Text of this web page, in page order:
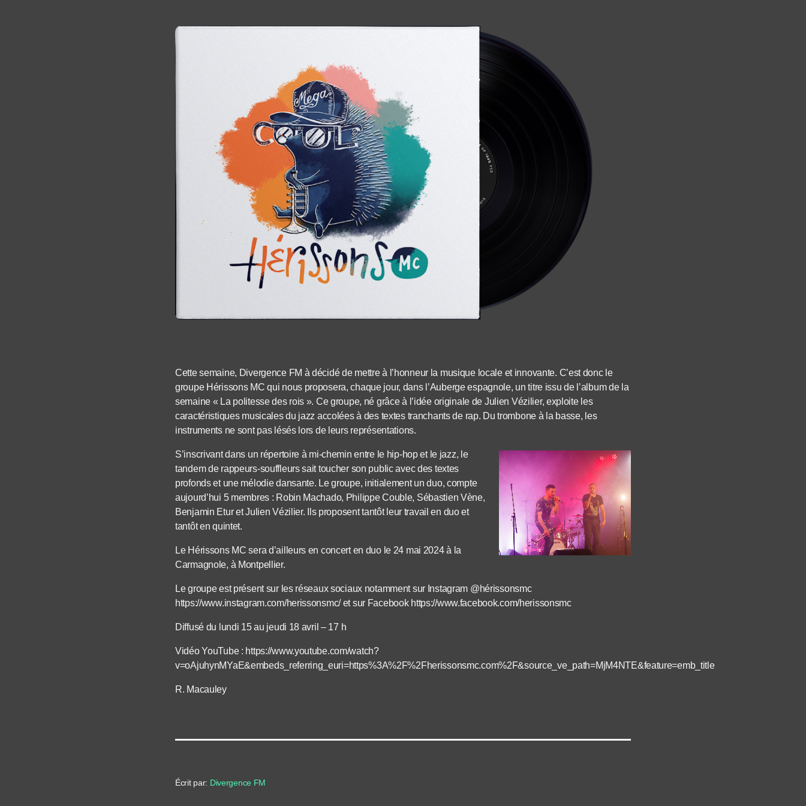
Cette semaine, Divergence FM à décidé de mettre à l’honneur la musique locale et innovante. C’est donc le
groupe Hérissons MC qui nous proposera, chaque jour, dans l’Auberge espagnole, un titre issu de l’album de la
semaine « La politesse des rois ». Ce groupe, né grâce à l’idée originale de Julien Vézilier, exploite les
caractéristiques musicales du jazz accolées à des textes tranchants de rap. Du trombone à la basse, les
instruments ne sont pas lésés lors de leurs représentations.
S’inscrivant dans un répertoire à mi-chemin entre le hip-hop et le jazz, le
tandem de rappeurs-souffleurs sait toucher son public avec des textes
profonds et une mélodie dansante. Le groupe, initialement un duo, compte
aujourd’hui 5 membres : Robin Machado, Philippe Couble, Sébastien Vène,
Benjamin Etur et Julien Vézilier. Ils proposent tantôt leur travail en duo et
tantôt en quintet.
Le Hérissons MC sera d’ailleurs en concert en duo le 24 mai 2024 à la
Carmagnole, à Montpellier.
Le groupe est présent sur les réseaux sociaux notamment sur Instagram @hérissonsmc
https://www.instagram.com/herissonsmc/ et sur Facebook https://www.facebook.com/herissonsmc
Diffusé du lundi 15 au jeudi 18 avril – 17 h
Vidéo YouTube : https://www.youtube.com/watch?
v=oAjuhynMYaE&embeds_referring_euri=https%3A%2F%2Fherissonsmc.com%2F&source_ve_path=MjM4NTE&feature=emb_title
R. Macauley
Écrit par: Divergence FM